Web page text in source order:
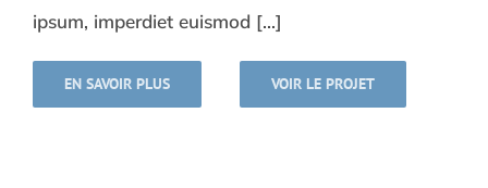
ipsum, imperdiet euismod [...]
EN SAVOIR PLUS VOIR LE PROJET